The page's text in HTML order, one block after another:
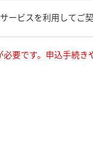
ービスを利用してご
要です。申込手続